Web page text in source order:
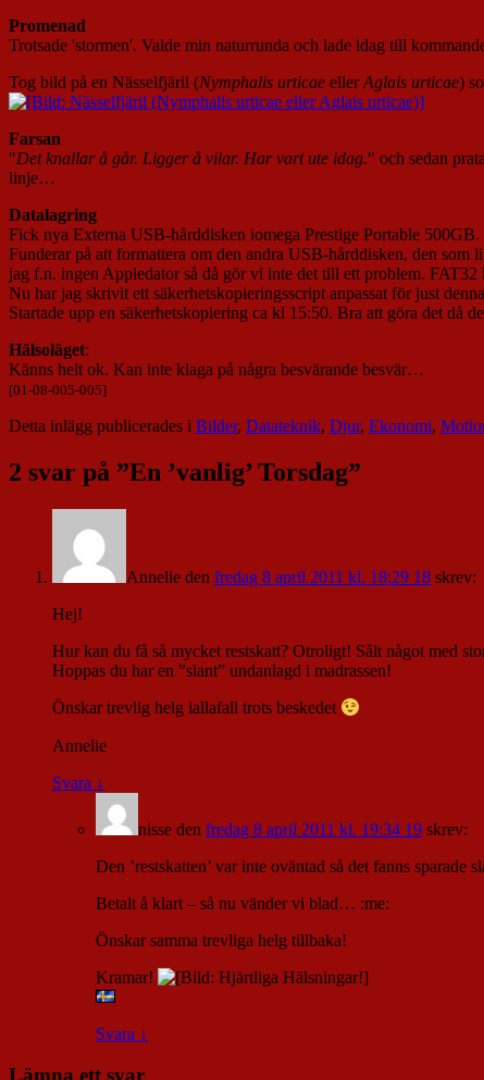
Promenad
Trotsade 'stormen'. Valde min naturrunda och lade idag till
Tog bild på en Nässelfjäril (Nymphalis urticae ellerAglais urticae)
Farsan
"Det knallar å går. Ligger å vilar. Har vart ute idag." och sedan
linje…
Datalagring
Fick nya Externa USB-hårddisken iomega Prestige Portable
Funderar på att formattera om den andra USB-hårddisken, den
jag f.n. ingen Appledator så då gör vi inte det till ett problem. FAT32
Nu har jag skrivit ett säkerhetskopieringsscript anpassat för just
Startade upp en säkerhetskopiering ca kl 15:50. Bra att göra det då
Hälsoläget:
Känns helt ok. Kan inte klaga på några besvärande besvär…
[01-08-005-005]
Detta inlägg publicerades i Bilder, Datateknik, Djur, Ekonomi,
2 svar på ”En ’vanlig’ Torsdag”
Annelie den fredag 8 april 2011 kl. 18:29 18 skrev:
Hej!
Hur kan du få så mycket restskatt? Otroligt! Sålt något med
Hoppas du har en ”slant” undanlagd i madrassen!
Önskar trevlig helg iallafall trots beskedet
Annelie
Svara ↓
nisse den fredag 8 april 2011 kl. 19:34 19 skrev:
Den ’restskatten’ var inte oväntad så det fanns sparade
Betalt å klart – så nu vänder vi blad… :me:
Önskar samma trevliga helg tillbaka!
Kramar!
Svara ↓